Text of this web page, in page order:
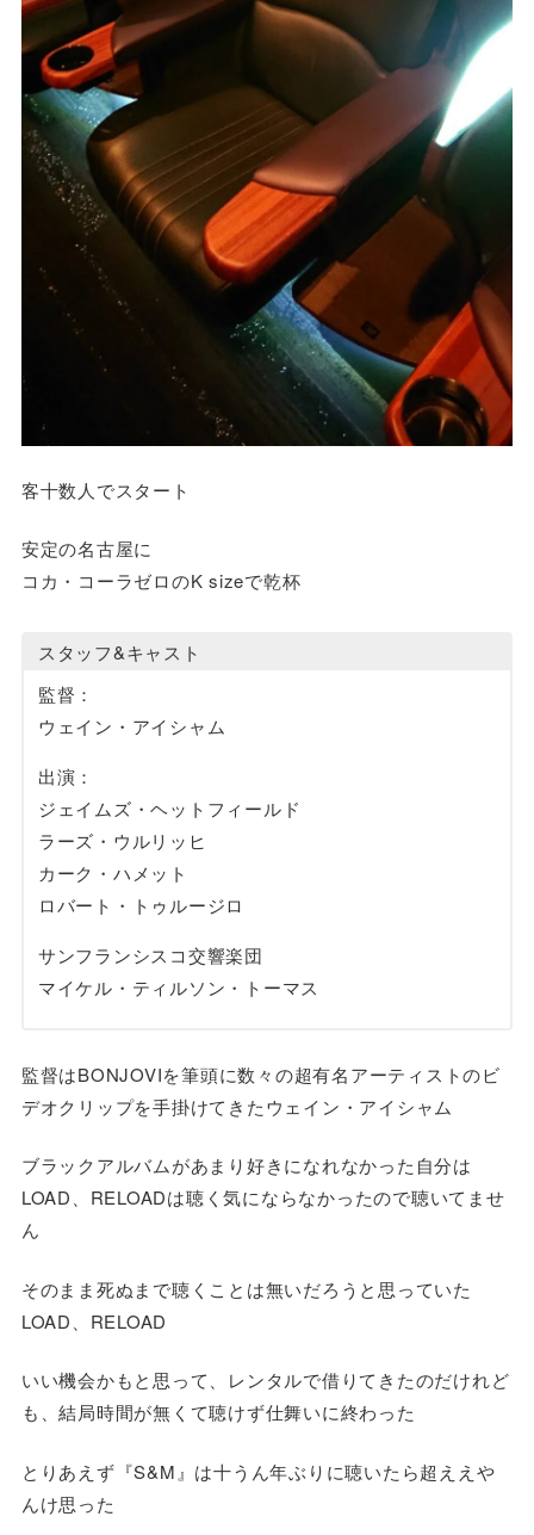
客十数人でスタート
安定の名古屋に
コカ・コーラゼロのK sizeで乾杯
スタッフ&キャスト
監督：
ウェイン・アイシャム
出演：
ジェイムズ・ヘットフィールド
ラーズ・ウルリッヒ
カーク・ハメット
ロバート・トゥルージロ
サンフランシスコ交響楽団
マイケル・ティルソン・トーマス
監督はBONJOVIを筆頭に数々の超有名アーティストのビ
デオクリップを手掛けてきたウェイン・アイシャム
ブラックアルバムがあまり好きになれなかった自分は
LOAD、RELOADは聴く気にならなかったので聴いてませ
ん
そのまま死ぬまで聴くことは無いだろうと思っていた
LOAD、RELOAD
いい機会かもと思って、レンタルで借りてきたのだけれど
も、結局時間が無くて聴けず仕舞いに終わった
とりあえず『S&M』は十うん年ぶりに聴いたら超ええや
んけ思った